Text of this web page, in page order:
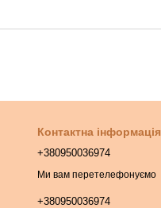
Контактна інформація
+380950036974
Ми вам перетелефонуємо
+380950036974